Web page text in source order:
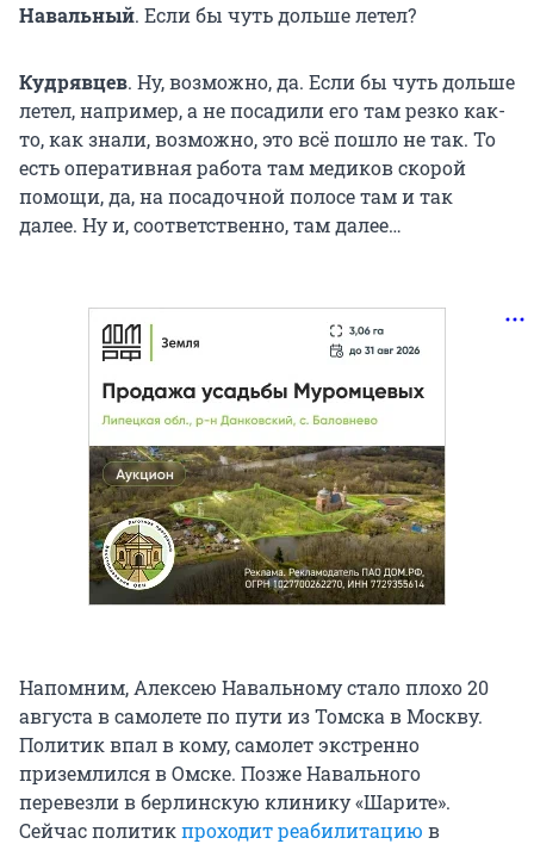
Навальный. Если бы чуть дольше летел?
Кудрявцев. Ну, возможно, да. Если бы чуть дольше
летел, например, а не посадили его там резко как-
то, как знали, возможно, это всё пошло не так. То
есть оперативная работа там медиков скорой
помощи, да, на посадочной полосе там и так
далее. Ну и, соответственно, там далее…
Напомним, Алексею Навальному стало плохо 20
августа в самолете по пути из Томска в Москву.
Политик впал в кому, самолет экстренно
приземлился в Омске. Позже Навального
перевезли в берлинскую клинику «Шарите».
Сейчас политикпроходит реабилитацию в